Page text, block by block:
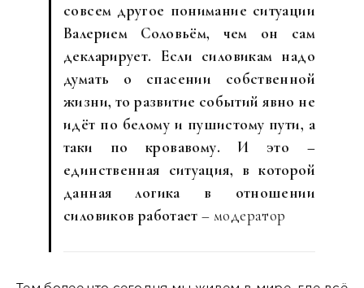
совсем другое понимание ситуации
Валерием Соловьём, чем он сам
декларирует. Если силовикам надо
думать о спасении собственной
жизни, то развитие событий явно не
идёт по белому и пушистому пути, а
таки по кровавому. И это –
единственная ситуация, в которой
данная логика в отношении
силовиков работает – модератор